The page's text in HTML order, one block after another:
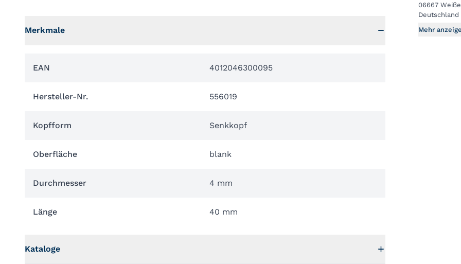
06667
Deutschland
Mehr
Merkmale
EAN 4012046300095
Hersteller-Nr. 556019
Kopfform Senkkopf
Oberfläche blank
Durchmesser 4 mm
Länge 40 mm
Kataloge